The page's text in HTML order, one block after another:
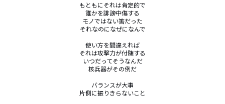
もともにそれは肯定的で
誰かを誹謗中傷する
モノではない筈だった
それなのになぜになんで
使い方を間違えれば
それは攻撃力が付随する
いつだってそうなんだ
核兵器がその例だ
バランスが大事
片側に振りきらないこと